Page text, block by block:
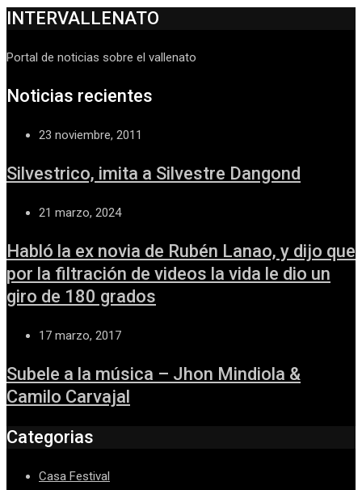
INTERVALLENATO
Portal de noticias sobre el vallenato
Noticias recientes
23 noviembre, 2011
Silvestrico, imita a Silvestre Dangond
21 marzo, 2024
Habló la ex novia de Rubén Lanao, y dijo que
por la filtración de videos la vida le dio un
giro de 180 grados
17 marzo, 2017
Subele a la música – Jhon Mindiola &
Camilo Carvajal
Categorias
Casa Festival